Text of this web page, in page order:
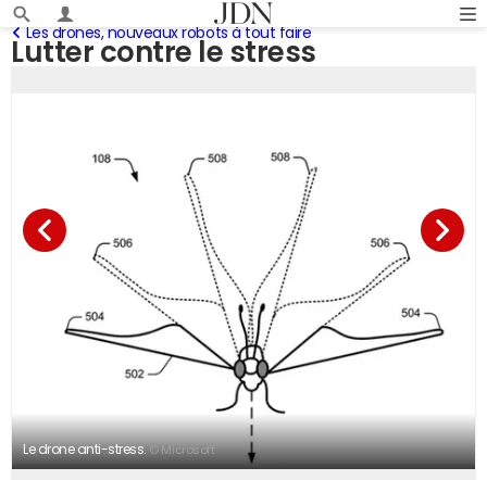
Lutter contre le stress
Les drones, nouveaux robots à tout faire
Le drone anti-stress.© Microsoft